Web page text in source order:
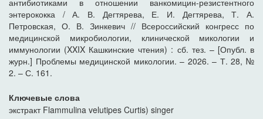
антибиотиками в отношении ванкомицин-резистентного
энтерококка / А. В. Дегтярева, Е. И. Дегтярева, Т. А.
Петровская, О. В. Зинкевич // Всероссийский конгресс по
медицинской микробиологии, клинической микологии и
иммунологии (XXIX Кашкинские чтения) : сб. тез. – [Опубл. в
журн.] Проблемы медицинской микологии. – 2026. – Т. 28, №
2. – С. 161.
Ключевые слова
экстракт Flammulina velutipes Curtis) singer